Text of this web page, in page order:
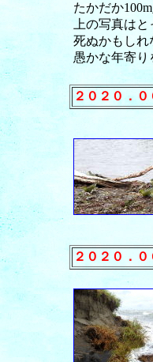
たかだか
上の写真は
死ぬかもしれ
愚かな年寄
２０２０．
２０２０．